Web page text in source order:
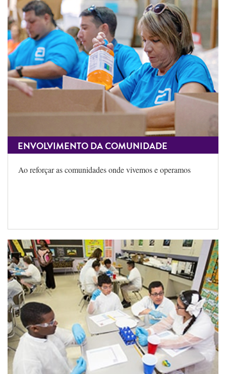
ENVOLVIMENTO DA COMUNIDADE
Ao reforçar as comunidades onde vivemos e operamos